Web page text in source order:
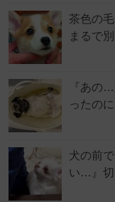
茶色の
まるで
『あの
ったの
犬の前
い…』